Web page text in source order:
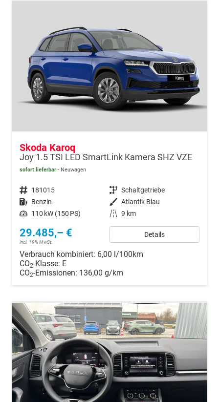
Skoda Karoq
Joy 1.5 TSI LED SmartLink Kamera SHZ VZE
sofort lieferbar Neuwagen
Fahrzeugnr. 181015 Getriebe Schaltgetriebe
Kraftstoff Benzin Außenfarbe Atlantik Blau
Leistung 110 kW (150 PS) Kilometerstand 9 km
29.485,– €
incl. 19% MwSt.
Details
Verbrauch kombiniert: 6,00 l/100km
CO2-Klasse: E
CO2-Emissionen: 136,00 g/km